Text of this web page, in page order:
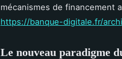
mécanismes de financement
https://banque-digitale.fr/
Le nouveau paradigme